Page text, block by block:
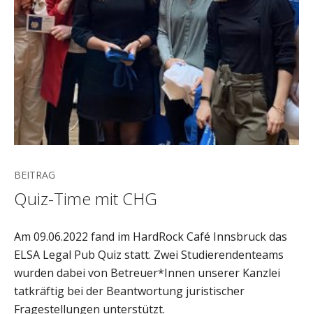
BEITRAG
Quiz-Time mit CHG
Am 09.06.2022 fand im HardRock Café Innsbruck das
ELSA Legal Pub Quiz statt. Zwei Studierendenteams
wurden dabei von Betreuer*Innen unserer Kanzlei
tatkräftig bei der Beantwortung juristischer
Fragestellungen unterstützt.